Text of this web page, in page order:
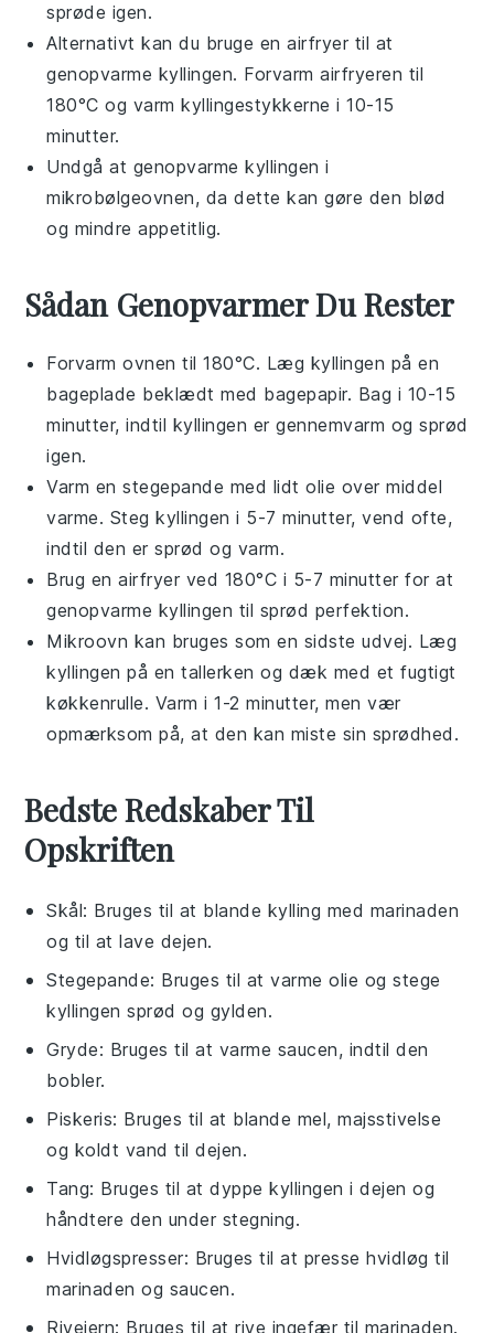
sprøde igen.
Alternativt kan du bruge enairfryer til at
genopvarme kyllingen. Forvarmairfryeren til
180°C og varm kyllingestykkerne i 10-15
minutter.
Undgå at genopvarmekyllingen i
mikrobølgeovnen, da dette kan gøre den blød
og mindre appetitlig.
Sådan Genopvarmer Du Rester
Forvarm ovnen til 180°C. Læg kyllingen på en
bageplade beklædt med bagepapir. Bag i 10-15
minutter, indtil kyllingen er gennemvarm og sprød
igen.
Varm en stegepande med lidtolie over middel
varme. Stegkyllingen i 5-7 minutter, vend ofte,
indtil den er sprød og varm.
Brug en airfryer ved 180°C i 5-7 minutter for at
genopvarme kyllingen til sprød perfektion.
Mikroovn kan bruges som en sidste udvej. Læg
kyllingen på en tallerken og dæk med et fugtigt
køkkenrulle. Varm i 1-2 minutter, men vær
opmærksom på, at den kan miste sin sprødhed.
Bedste Redskaber Til
Opskriften
Skål: Bruges til at blande kylling med marinaden
og til at lave dejen.
Stegepande: Bruges til at varme olie og stege
kyllingen sprød og gylden.
Gryde: Bruges til at varme saucen, indtil den
bobler.
Piskeris: Bruges til at blande mel, majsstivelse
og koldt vand til dejen.
Tang: Bruges til at dyppe kyllingen i dejen og
håndtere den under stegning.
Hvidløgspresser: Bruges til at presse hvidløg til
marinaden og saucen.
Rivejern: Bruges til at rive ingefær til marinaden.